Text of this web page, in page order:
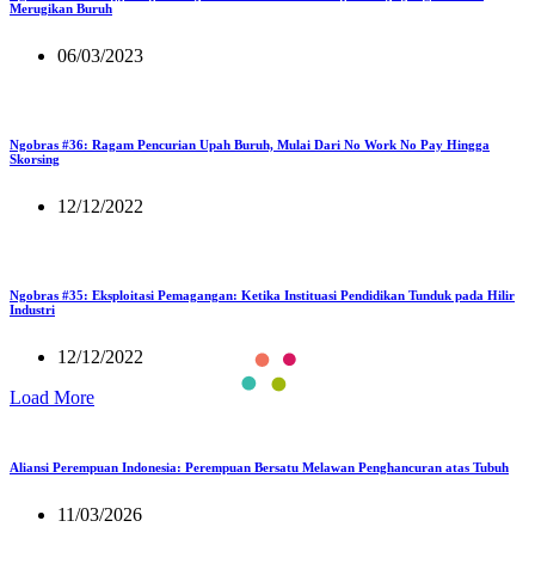
Merugikan Buruh
06/03/2023
Ngobras #36: Ragam Pencurian Upah Buruh, Mulai Dari No Work No Pay Hingga
Skorsing
12/12/2022
Ngobras #35: Eksploitasi Pemagangan: Ketika Instituasi Pendidikan Tunduk pada Hilir
Industri
12/12/2022
Load More
Aliansi Perempuan Indonesia: Perempuan Bersatu Melawan Penghancuran atas Tubuh
11/03/2026